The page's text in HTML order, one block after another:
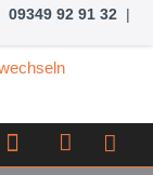
09349 92 91 32 |